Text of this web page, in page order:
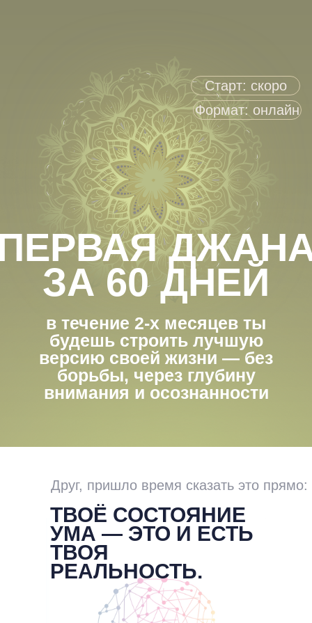
ДЖАНА
ЗА 60 ДНЕЙ
в течение 2-х месяцев ты
будешь строить лучшую
версию своей жизни — без
борьбы, через глубину
внимания и осознанности
Формат: онлайн
ТВОЁ СОСТОЯНИЕ
УМА — ЭТО И ЕСТЬ
ТВОЯ
РЕАЛЬНОСТЬ.
Друг, пришло время сказать это прямо: